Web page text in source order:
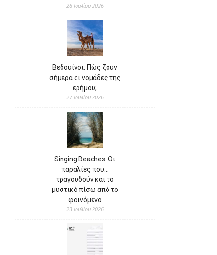
28 Ιουλίου 2026
Βεδουίνοι: Πώς ζουν
σήμερα οι νομάδες της
ερήμου;
27 Ιουλίου 2026
Singing Beaches: Οι
παραλίες που…
τραγουδούν και το
μυστικό πίσω από το
φαινόμενο
23 Ιουλίου 2026